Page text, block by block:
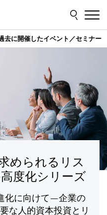
去に開催したイベント／セミナー
められるリス
度化シリーズ
化に向けて―企業の
な人的資本投資とリ